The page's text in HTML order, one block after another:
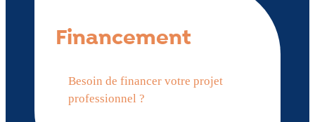
Financement
Besoin de financer votre projet
professionnel ?